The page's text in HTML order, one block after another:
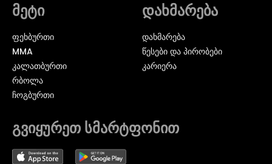
მეტი
ᲤᲔᲮᲑᲣᲠᲗᲘ
MMA
ᲙᲐᲚᲐᲗᲑᲣᲠᲗᲘ
ᲠᲑᲝᲚᲐ
ᲩᲝᲒᲑᲣᲠᲗᲘ
დახმარება
დახმარება
წესები და პირობები
კარიერა
გვიყურეთ სმარტფონით